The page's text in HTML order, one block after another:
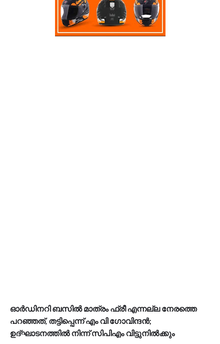
ഓർഡിനറി ബസിൽ മാത്രം ഫ്രീ എന്നല്ല നേരത്തെ
പറഞ്ഞത്, തട്ടിപ്പെന്ന് എം വി ഗോവിന്ദന്‍;
ഉദ്ഘാടനത്തിൽ നിന്ന് സിപിഎം വിട്ടുനിൽക്കും